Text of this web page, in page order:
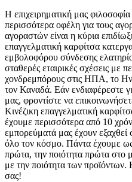
Η επιχειρηματική μας
περισσότερα οφέλη για τους
αγοραστών είναι η κύρια
επαγγελματική καρφίτσα
εμβολοφόρου σύνδεσης
σταθερές εταιρικές σχέσεις με
χονδρεμπόρους στις ΗΠΑ, το
τον Καναδά. Εάν ενδιαφέρεστε
μας, φροντίστε να
Κινέζικη επαγγελματική
έχουμε περισσότερα από 10
εμπορεύματά μας έχουν
όλο τον κόσμο. Πάντα έχουμε
πρώτα, την ποιότητα πρώτα στο
με την ποιότητα των
σας!